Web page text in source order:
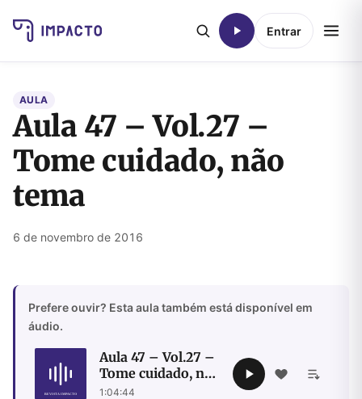
Entrar
AULA
Aula 47 – Vol.27 –
Tome cuidado, não
tema
6 de novembro de 2016
Prefere ouvir? Esta aula também está disponível em
áudio.
Aula 47 – Vol.27 –
Tome cuidado, não
tema
1:04:44